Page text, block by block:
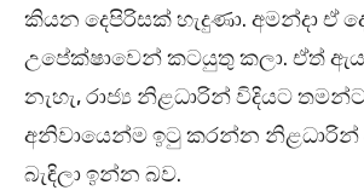
කියන දෙපිරිසක් හැදුණා. අමන්දා ඒ
උපේක්ෂාවෙන් කටයුතු කලා. ඒත්
නැහැ, රාජ්‍ය නිළධාරින් විදියට
අනිවායෙන්ම ඉටු කරන්න නිළධාරින්
බැඳිලා ඉන්න බව.